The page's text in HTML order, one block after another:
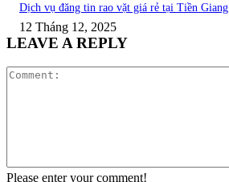
Dịch vụ đăng tin rao vặt giá rẻ tại Tiền Giang
12 Tháng 12, 2025
LEAVE A REPLY
Please enter your comment!